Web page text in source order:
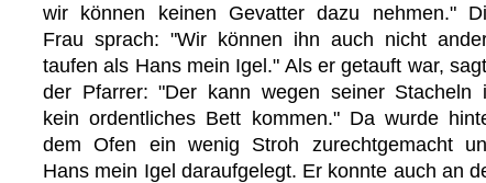
wir können keinen Gevatter dazu nehmen."
Frau sprach: "Wir können ihn auch nicht
taufen als Hans mein Igel." Als er getauft war,
der Pfarrer: "Der kann wegen seiner Stacheln
kein ordentliches Bett kommen." Da wurde
dem Ofen ein wenig Stroh zurechtgemacht
Hans mein Igel daraufgelegt. Er konnte auch an